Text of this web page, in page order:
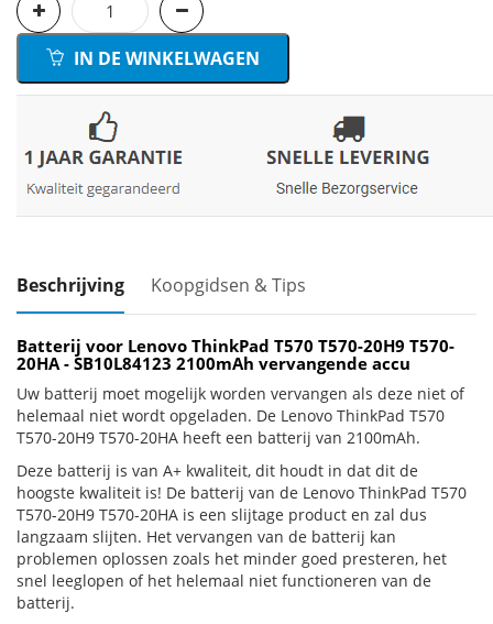
IN DE WINKELWAGEN
Beschrijving Koopgidsen & Tips
Batterij voor Lenovo ThinkPad T570 T570-20H9 T570-
20HA - SB10L84123 2100mAh vervangende accu
Uw batterij moet mogelijk worden vervangen als deze niet of
helemaal niet wordt opgeladen. De Lenovo ThinkPad T570
T570-20H9 T570-20HA heeft een batterij van 2100mAh.
Deze batterij is van A+ kwaliteit, dit houdt in dat dit de
hoogste kwaliteit is! De batterij van de Lenovo ThinkPad T570
T570-20H9 T570-20HA is een slijtage product en zal dus
langzaam slijten. Het vervangen van de batterij kan
problemen oplossen zoals het minder goed presteren, het
snel leeglopen of het helemaal niet functioneren van de
batterij.